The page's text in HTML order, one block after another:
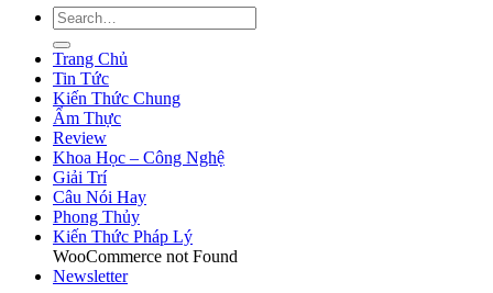
Trang Chủ
Tin Tức
Kiến Thức Chung
Ẩm Thực
Review
Khoa Học – Công Nghệ
Giải Trí
Câu Nói Hay
Phong Thủy
Kiến Thức Pháp Lý
WooCommerce not Found
Newsletter